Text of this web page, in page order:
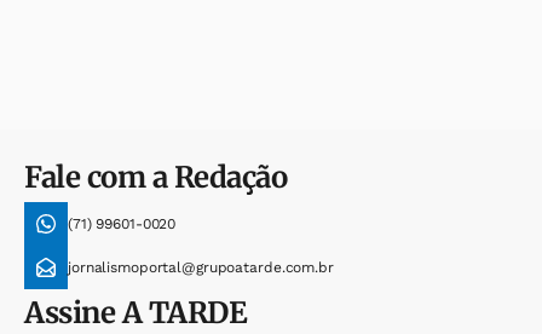
Fale com a Redação
(71) 99601-0020
jornalismoportal@grupoatarde.com.br
AssineA TARDE